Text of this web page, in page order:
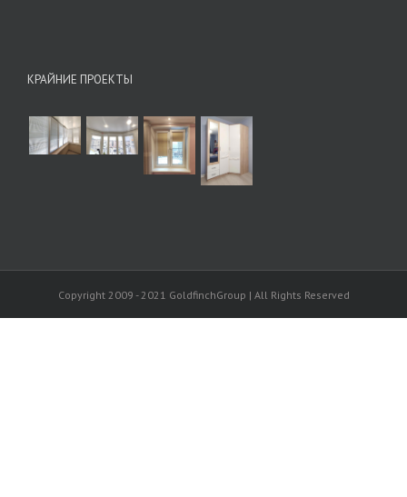
КРАЙНИЕ ПРОЕКТЫ
Copyright 2009 - 2021 GoldfinchGroup | All Rights Reserved